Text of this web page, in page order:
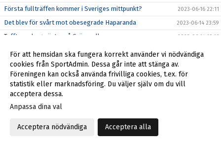
Första fullträffen kommer i Sveriges mittpunkt? 2023-06-16 22:11
Det blev för svårt mot obesegrade Haparanda 2023-06-14 23:59
Tufft uppdrag väntar på Gränsvallen 2023-06-14 18:16
Hedersam förlust i semifinalen 2023-06-13 23:17
Andra dragningen i Herrdubbeln 2023-06-13 23:01
Semifinal mot BBK i Stora Coop Cup 2023-06-12 23:45
Förlust mot Östersund efter tidiga mål i baken
Pristagare vid matchen mot Östersund
Truppen mot Östersund - Dubbellotteri igång
Inga enkla uppgifter - men dubbelt lotteri igång
För att hemsidan ska fungera korrekt använder vi nödvändiga
cookies från SportAdmin. Dessa går inte att stänga av.
Föreningen kan också använda frivilliga cookies, t.ex. för
statistik eller marknadsföring. Du väljer själv om du vill
acceptera dessa.
Anpassa dina val
Acceptera nödvändiga Acceptera alla